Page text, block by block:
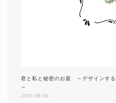
君と私と秘密のお庭 ～デザインす
～
2019-08-06